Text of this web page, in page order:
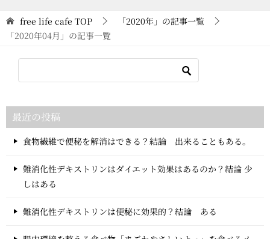
free life cafe TOP
「2020年」の記事一覧
「2020年04月」の記事一覧
最近の投稿
食物繊維で便秘を解消はできる？結論 出来ることもある。
難消化性デキストリンはダイエット効果はあるのか？結論 少
しはある
難消化性デキストリンは便秘に効果的？結論 ある